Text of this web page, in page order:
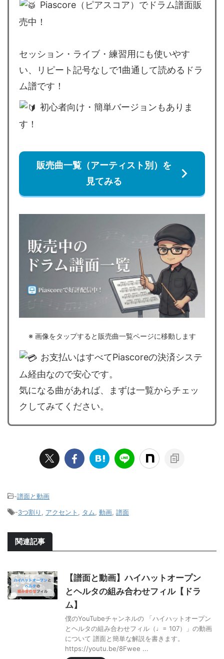
Piascore（ピアスコア）でドラム譜面販
売中！
セッション・ライブ・練習用にも使いやす
い、リピート記号なしで1曲通して読めるドラ
ム譜です！
初心者向け・簡単バージョンもありま
す！
販売曲一覧（アーティスト別）を
見てみる
※ 画像をタップすると販売曲一覧ページに移動します
お支払いはすべてPiascoreの決済システ
ム経由なので安心です。
気になる曲があれば、まずは一覧からチェッ
クしてみてください。
-譜面と動画
-3つ割り アクセント タム 動画 譜面
関連記事
【譜面と動画】ハイハットオープン
とヘルタの組み合わせフィル【ドラ
ム】
僕のYouTubeチャンネルの 「ハイハットオープン
とヘルタの組み合わせフィル（♩= 107）」の動画
について 譜面と簡単な解説を書きます。
https://youtu.be/8Fwee ...